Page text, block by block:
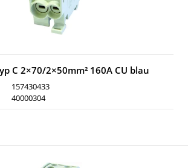
C 2×70/2×50mm² 160A CU blau
157430433
40000304